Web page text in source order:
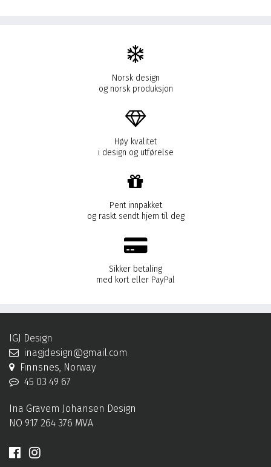
Norsk design
og norsk produksjon
Høy kvalitet
i design og utførelse
Pent innpakket
og raskt sendt hjem til deg
Sikker betaling
med kort eller PayPal
IGJ Design
inagjdesign@gmail.com
Finnsnes, Norway
45 03 49 67
Ina Gravem Johansen Design
NO 917 264 376 MVA